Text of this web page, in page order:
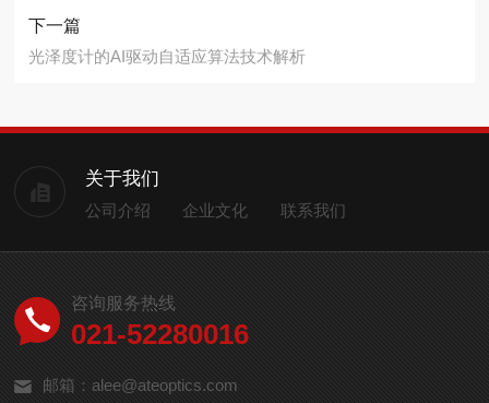
下一篇
光泽度计的AI驱动自适应算法技术解析
关于我们
公司介绍 企业文化 联系我们
咨询服务热线
021-52280016
邮箱：alee@ateoptics.com